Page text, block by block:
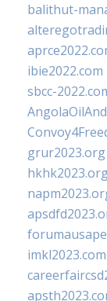
balithut-
ibie2022.com
sbcc-
grur2023.org
imkl2023.com